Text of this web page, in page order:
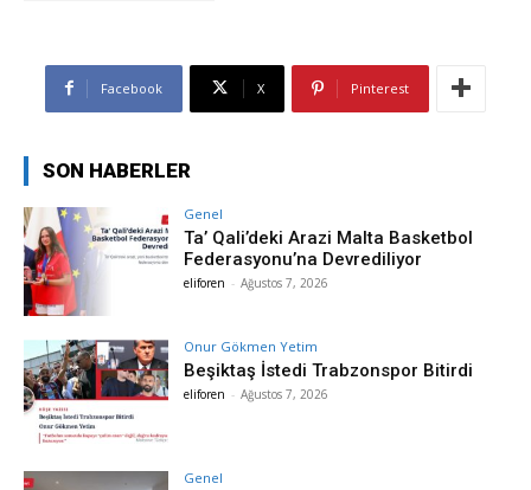
Facebook X Pinterest
SON HABERLER
Genel
Ta’ Qali’deki Arazi Malta Basketbol
Federasyonu’na Devrediliyor
eliforen - Ağustos 7, 2026
Onur Gökmen Yetim
Beşiktaş İstedi Trabzonspor Bitirdi
eliforen - Ağustos 7, 2026
Genel